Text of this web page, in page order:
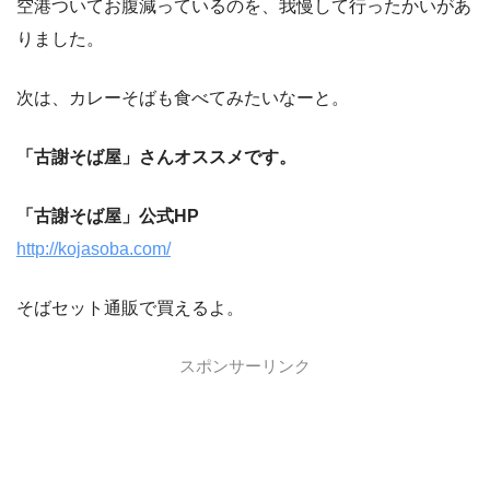
空港ついてお腹減っているのを、我慢して行ったかいがあ
りました。
次は、カレーそばも食べてみたいなーと。
「古謝そば屋」さんオススメです。
「古謝そば屋」公式HP
http://kojasoba.com/
そばセット通販で買えるよ。
スポンサーリンク